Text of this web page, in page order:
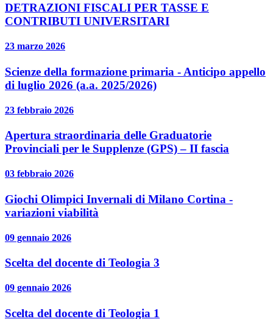
DETRAZIONI FISCALI PER TASSE E
CONTRIBUTI UNIVERSITARI
23 marzo 2026
Scienze della formazione primaria - Anticipo appello
di luglio 2026 (a.a. 2025/2026)
23 febbraio 2026
Apertura straordinaria delle Graduatorie
Provinciali per le Supplenze (GPS) – II fascia
03 febbraio 2026
Giochi Olimpici Invernali di Milano Cortina -
variazioni viabilità
09 gennaio 2026
Scelta del docente di Teologia 3
09 gennaio 2026
Scelta del docente di Teologia 1